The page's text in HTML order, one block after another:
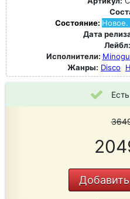
Состояние: Новое.
Дата
Лейбл:
Исполнители:
Жанры: Disco